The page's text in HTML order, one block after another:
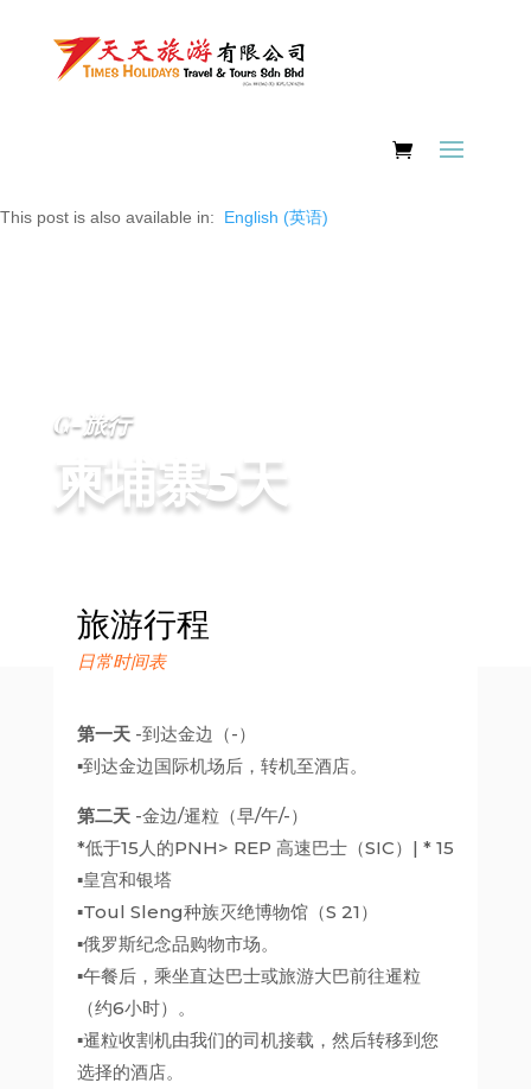
This post is also available in: English (英语)
G-旅行
柬埔寨5天
旅游行程
日常时间表
第一天-到达金边（-）
▪到达金边国际机场后，转机至酒店。
第二天-金边/暹粒（早/午/-）
*低于15人的PNH> REP 高速巴士（SIC）| * 15
▪皇宫和银塔
▪Toul Sleng种族灭绝博物馆（S 21）
▪俄罗斯纪念品购物市场。
▪午餐后，乘坐直达巴士或旅游大巴前往暹粒
（约6小时）。
▪暹粒收割机由我们的司机接载，然后转移到您
选择的酒店。